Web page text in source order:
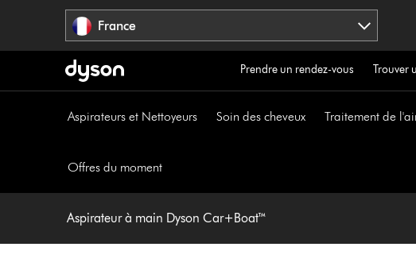
France
Prendre un rendez-vous Trouver
Aspirateurs et Nettoyeurs Soin des cheveux Traitement de
Offres du moment
Aspirateur à main Dyson Car+Boat™